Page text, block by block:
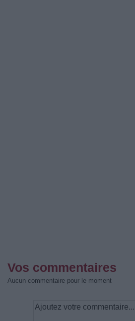
Vos commentaires
Aucun commentaire pour le moment